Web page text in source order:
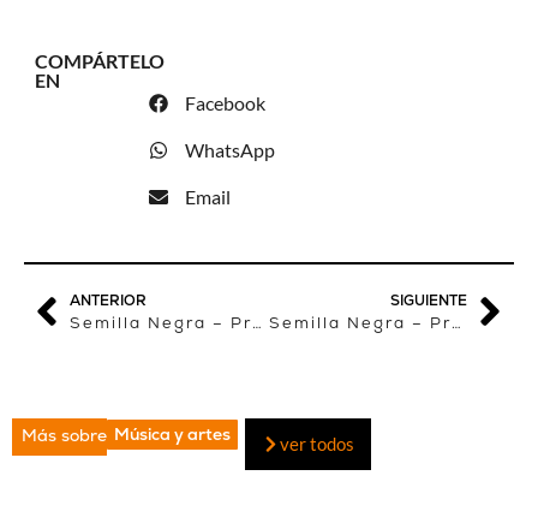
COMPÁRTELO
EN
Facebook
WhatsApp
Email
ANTERIOR
Semilla Negra – Programa 1: Un continente en 20 canciones
SIGUIENTE
Semilla Negra – Programa 2: Y la calabaza se convirtió en orquesta
Más sobre Música y artes ver todos